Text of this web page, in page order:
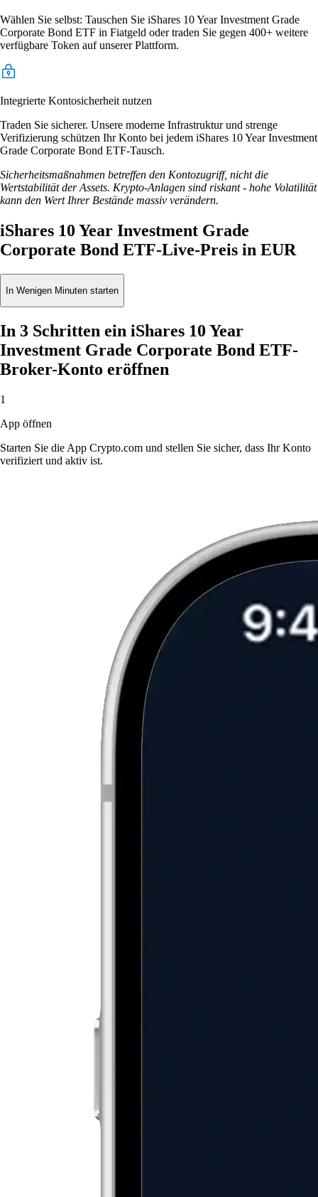
Wählen Sie selbst: Tauschen Sie iShares 10 Year Investment Grade
Corporate Bond ETF in Fiatgeld oder traden Sie gegen 400+ weitere
verfügbare Token auf unserer Plattform.
Integrierte Kontosicherheit nutzen
Traden Sie sicherer. Unsere moderne Infrastruktur und strenge
Verifizierung schützen Ihr Konto bei jedem iShares 10 Year Investment
Grade Corporate Bond ETF-Tausch.
Sicherheitsmaßnahmen betreffen den Kontozugriff, nicht die
Wertstabilität der Assets. Krypto-Anlagen sind riskant - hohe Volatilität
kann den Wert Ihrer Bestände massiv verändern.
iShares 10 Year Investment Grade
Corporate Bond ETF-Live-Preis in EUR
In Wenigen Minuten starten
In 3 Schritten ein iShares 10 Year
Investment Grade Corporate Bond ETF-
Broker-Konto eröffnen
1
App öffnen
Starten Sie die App Crypto.com und stellen Sie sicher, dass Ihr Konto
verifiziert und aktiv ist.